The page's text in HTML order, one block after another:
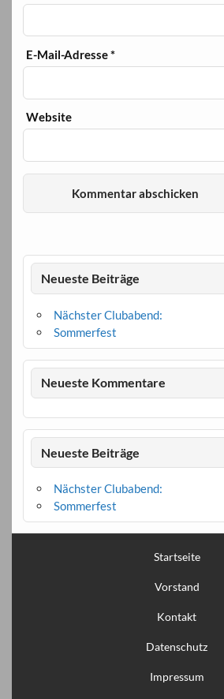
E-Mail-Adresse*
Website
Neueste Beiträge
Nächster Clubabend:
Sommerfest
Neueste Kommentare
Neueste Beiträge
Nächster Clubabend:
Sommerfest
Startseite
Vorstand
Kontakt
Datenschutz
Impressum